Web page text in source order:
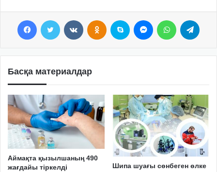
Басқа материалдар
Аймақта қызылшаның 490
жағдайы тіркелді
Шипа шуағы сөнбеген өлке